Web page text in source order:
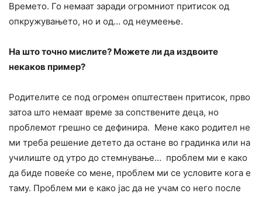
Времето. Го немаат заради огромниот притисок од
опкружувањето, но и од… од неумеење.
На што точно мислите? Можете ли да издвоите
некаков пример?
Родителите се под огромен општествен притисок, прво
затоа што немаат време за сопствените деца, но
проблемот грешно се дефинира. Мене како родител не
ми треба решение детето да остане во градинка или на
училиште од утро до стемнување… проблем ми е како
да биде повеќе со мене, проблем ми се условите кога е
таму. Проблем ми е како јас да не учам со него после